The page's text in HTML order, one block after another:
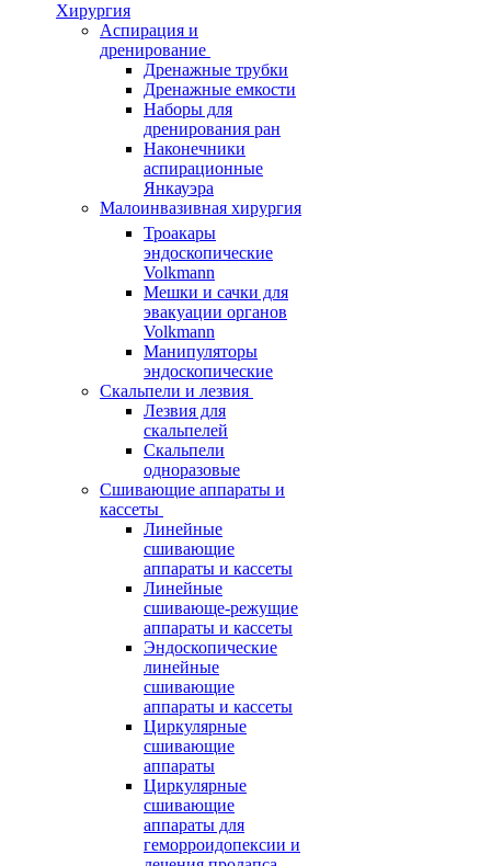
Хирургия
Аспирация и
дренирование
Дренажные трубки
Дренажные емкости
Наборы для
дренирования ран
Наконечники
аспирационные
Янкауэра
Малоинвазивная хирургия
Троакары
эндоскопические
Volkmann
Мешки и сачки для
эвакуации органов
Volkmann
Манипуляторы
эндоскопические
Скальпели и лезвия
Лезвия для
скальпелей
Скальпели
одноразовые
Сшивающие аппараты и
кассеты
Линейные
сшивающие
аппараты и кассеты
Линейные
сшивающе-режущие
аппараты и кассеты
Эндоскопические
линейные
сшивающие
аппараты и кассеты
Циркулярные
сшивающие
аппараты
Циркулярные
сшивающие
аппараты для
геморроидопексии и